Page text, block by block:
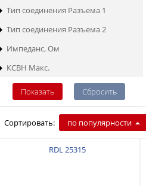
Тип соединения Разъема 1
Тип соединения Разъема 2
Импеданс, Ом
КСВН Макс.
Сортировать: по популярности
RDL 25315